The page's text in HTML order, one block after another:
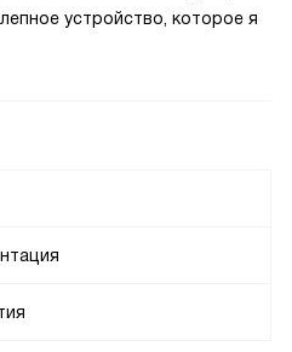
устройство, которое я